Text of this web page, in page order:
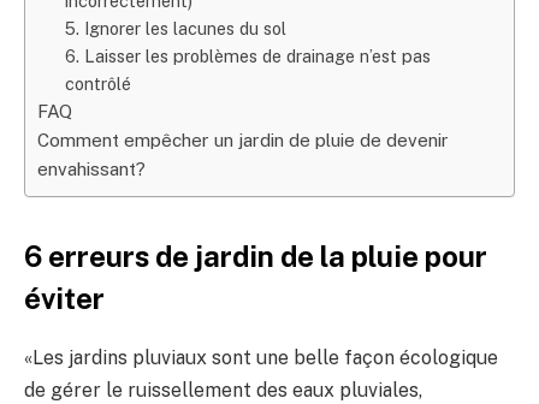
5. Ignorer les lacunes du sol
6. Laisser les problèmes de drainage n’est pas
contrôlé
FAQ
Comment empêcher un jardin de pluie de devenir
envahissant?
6 erreurs de jardin de la pluie pour
éviter
«Les jardins pluviaux sont une belle façon écologique
de gérer le ruissellement des eaux pluviales,